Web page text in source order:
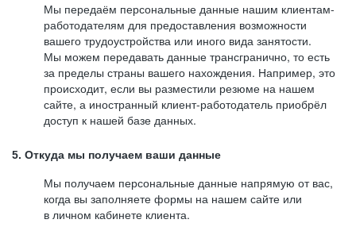
Мы передаём персональные данные нашим клиентам-
работодателям для предоставления возможности
вашего трудоустройства или иного вида занятости.
Мы можем передавать данные трансгранично, то есть
за пределы страны вашего нахождения. Например, это
происходит, если вы разместили резюме на нашем
сайте, а иностранный клиент-работодатель приобрёл
доступ к нашей базе данных.
5. Откуда мы получаем ваши данные
Мы получаем персональные данные напрямую от вас,
когда вы заполняете формы на нашем сайте или
в личном кабинете клиента.